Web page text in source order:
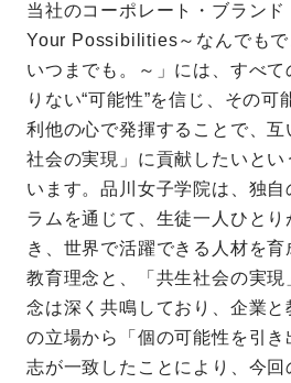
当社のコーポレート・ブラン
Your Possibilities～なんでもで
いつまでも。～」には、すべ
りない“可能性”を信じ、その可
利他の心で発揮することで、
社会の実現」に貢献したいとい
います。品川女子学院は、独
ラムを通じて、生徒一人ひと
き、世界で活躍できる人材を
教育理念と、「共生社会の実
念は深く共鳴しており、企業
の立場から「個の可能性を引
志が一致したことにより、今回